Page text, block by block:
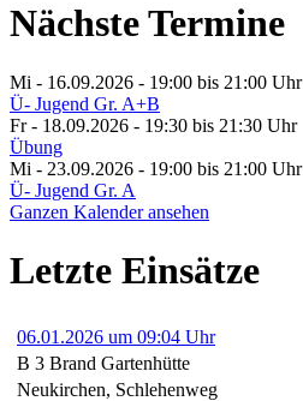
Nächste Termine
Mi - 16.09.2026 - 19:00 bis 21:00 Uhr
Ü- Jugend Gr. A+B
Fr - 18.09.2026 - 19:30 bis 21:30 Uhr
Übung
Mi - 23.09.2026 - 19:00 bis 21:00 Uhr
Ü- Jugend Gr. A
Ganzen Kalender ansehen
Letzte Einsätze
06.01.2026 um 09:04 Uhr
B 3 Brand Gartenhütte
Neukirchen, Schlehenweg